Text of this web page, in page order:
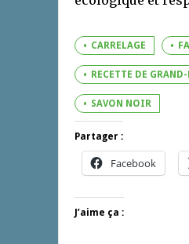
CARRELAGE
RECETTE DE GRAND-
SAVON NOIR
Partager :
Facebook
J’aime ça :